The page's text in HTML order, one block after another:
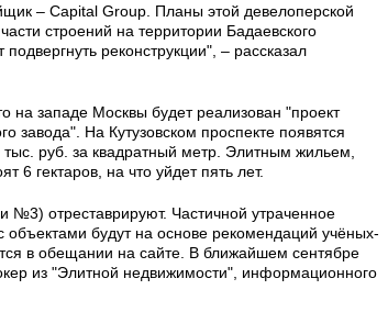
– Capital Group. Планы этой девелоперской
строений на территории Бадаевского
реконструкции", – рассказал
на западе Москвы будет реализован "проект
завода". На Кутузовском проспекте появятся
руб. за квадратный метр. Элитным жильем,
6 гектаров, на что уйдет пять лет.
отреставрируют. Частичной утраченное
будут на основе рекомендаций учёных-
в обещании на сайте. В ближайшем сентябре
из "Элитной недвижимости", информационного